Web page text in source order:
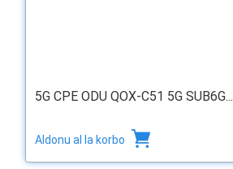
5G CPE ODU QOX-C51 5G SUB6G...
Aldonu al la korbo